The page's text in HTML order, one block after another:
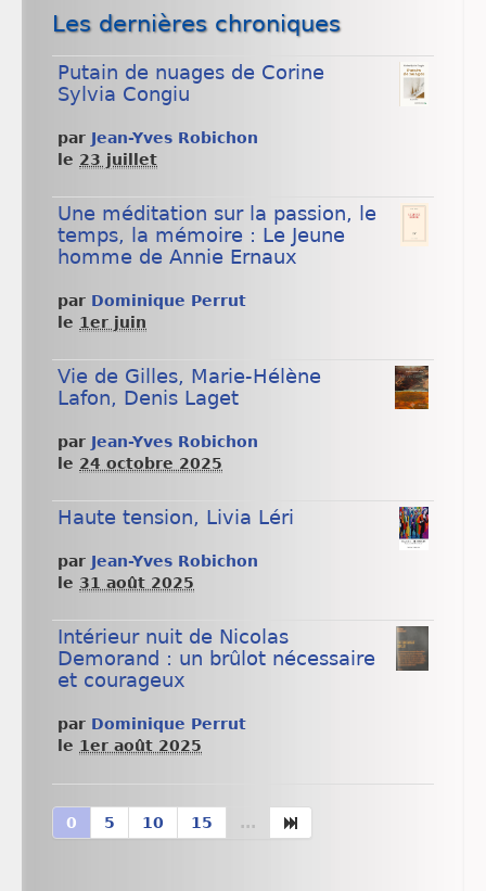
Les dernières chroniques
Putain de nuages de Corine
Sylvia Congiu
par Jean-Yves Robichon
le 23 juillet
Une méditation sur la passion, le
temps, la mémoire : Le Jeune
homme de Annie Ernaux
par Dominique Perrut
le 1er juin
Vie de Gilles, Marie-Hélène
Lafon, Denis Laget
par Jean-Yves Robichon
le 24 octobre 2025
Haute tension, Livia Léri
par Jean-Yves Robichon
le 31 août 2025
Intérieur nuit de Nicolas
Demorand : un brûlot nécessaire
et courageux
par Dominique Perrut
le 1er août 2025
0 5 10 15 ...